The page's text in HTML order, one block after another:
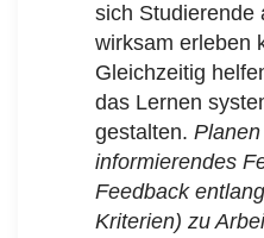
sich Studierende
wirksam erleben
Gleichzeitig
das Lernen
gestalten.
informierendes
Feedback
Kriterien) zu